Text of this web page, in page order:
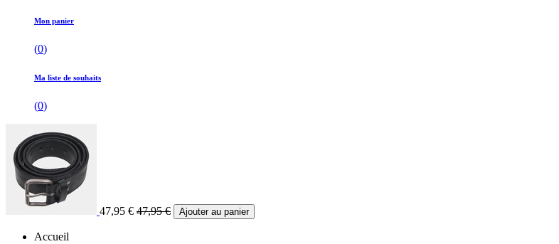
Mon panier
(0)
Ma liste de souhaits
(0)
47,95 € 47,95€ Ajouter au panier
Accueil